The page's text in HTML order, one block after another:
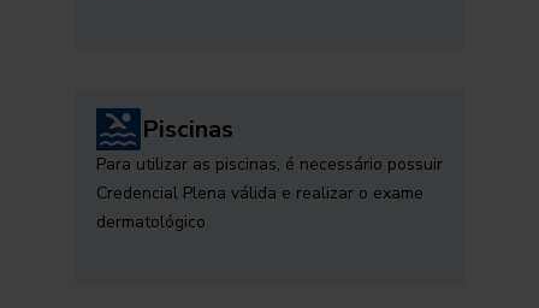
Piscinas
Para utilizar as piscinas, é necessário possuir
Credencial Plena válida e realizar o exame
dermatológico